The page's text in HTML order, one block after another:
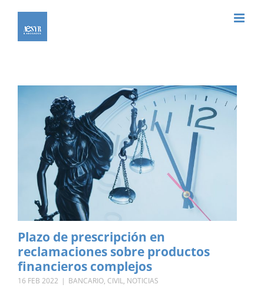
contenido
Plazo de prescripción en
reclamaciones sobre productos
financieros complejos
16 FEB 2022 | BANCARIO, CIVIL, NOTICIAS